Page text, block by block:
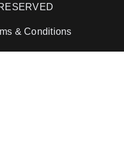
& Conditions